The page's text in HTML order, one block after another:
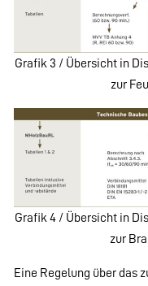
Grafik 3 / Übersicht in
zur
Grafik 4 / Übersicht in
zur
Eine Regelung über das